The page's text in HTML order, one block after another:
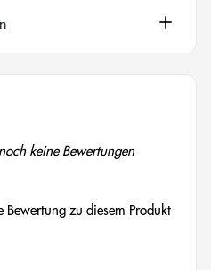
keine Bewertungen
Bewertung zu diesem Produkt